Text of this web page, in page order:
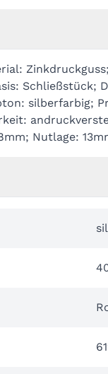
Schließstück;
silberfarbig;
Nutlage: